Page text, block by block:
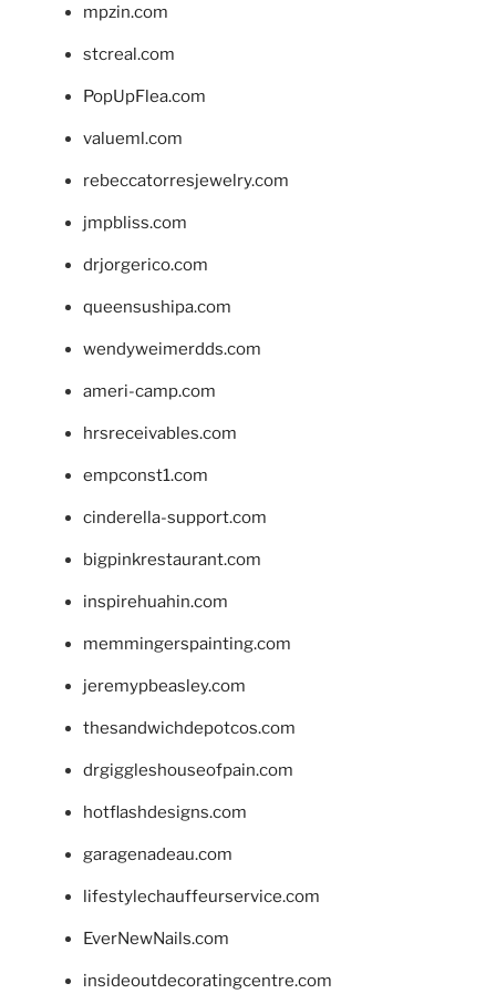
mpzin.com
stcreal.com
PopUpFlea.com
valueml.com
rebeccatorresjewelry.com
jmpbliss.com
drjorgerico.com
queensushipa.com
wendyweimerdds.com
ameri-camp.com
hrsreceivables.com
empconst1.com
cinderella-support.com
bigpinkrestaurant.com
inspirehuahin.com
memmingerspainting.com
jeremypbeasley.com
thesandwichdepotcos.com
drgiggleshouseofpain.com
hotflashdesigns.com
garagenadeau.com
lifestylechauffeurservice.com
EverNewNails.com
insideoutdecoratingcentre.com